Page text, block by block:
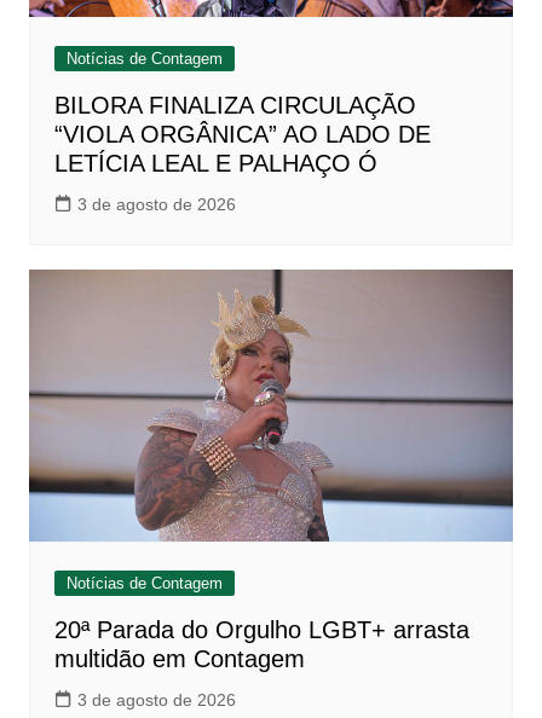
Notícias de Contagem
BILORA FINALIZA CIRCULAÇÃO
“VIOLA ORGÂNICA” AO LADO DE
LETÍCIA LEAL E PALHAÇO Ó
3 de agosto de 2026
Notícias de Contagem
20ª Parada do Orgulho LGBT+ arrasta
multidão em Contagem
3 de agosto de 2026